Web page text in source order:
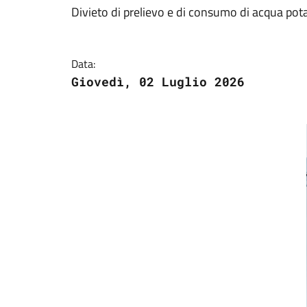
Divieto di prelievo e di consumo di acqua
Data:
Giovedì, 02 Luglio 2026